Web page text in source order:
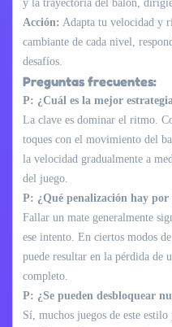
y la trayectoria del balón,
Acción: Adapta tu velocidad y
cambiante de cada nivel,
desafíos.
Preguntas frecuentes:
P: ¿Cuál es la mejor
La clave es dominar el ritmo.
toques con el movimiento del
la velocidad gradualmente a
del juego.
P: ¿Qué penalización hay
Fallar un mate generalmente
ese intento. En ciertos modos
puede resultar en la pérdida
completo.
P: ¿Se pueden desbloquear
Sí, muchos juegos de este